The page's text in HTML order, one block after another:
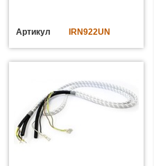
Артикул IRN922UN